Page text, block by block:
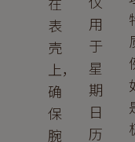
表
壳
上，
确
保
腕
用
于
星
期
日
历